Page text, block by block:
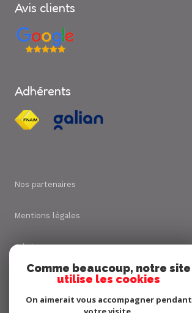
Avis clients
Adhérents
Nos partenaires
Mentions légales
Admin
Nos honoraires
Comme beaucoup, notre site
utilise les cookies
On aimerait vous accompagner pendant